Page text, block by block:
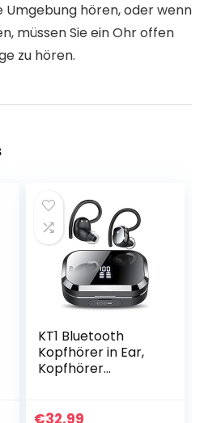
Umgebung hören, oder wenn
müssen Sie ein Ohr offen
zu hören.
KT1 Bluetooth
Kopfhörer in Ear,
Kopfhörer
Spielzeit mit
€32.99